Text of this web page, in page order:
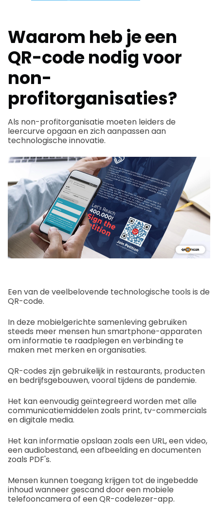
Waarom heb je een
QR-code nodig voor
non-
profitorganisaties?
Als non-profitorganisatie moeten leiders de
leercurve opgaan en zich aanpassen aan
technologische innovatie.
Een van de veelbelovende technologische tools is de
QR-code.
In deze mobielgerichte samenleving gebruiken
steeds meer mensen hun smartphone-apparaten
om informatie te raadplegen en verbinding te
maken met merken en organisaties.
QR-codes zijn gebruikelijk in restaurants, producten
en bedrijfsgebouwen, vooral tijdens de pandemie.
Het kan eenvoudig geïntegreerd worden met alle
communicatiemiddelen zoals print, tv-commercials
en digitale media.
Het kan informatie opslaan zoals een URL, een video,
een audiobestand, een afbeelding en documenten
zoals PDF's.
Mensen kunnen toegang krijgen tot de ingebedde
inhoud wanneer gescand door een mobiele
telefooncamera of een QR-codelezer-app.